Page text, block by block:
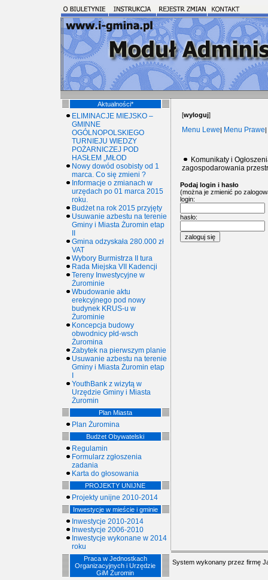
Aktualności*
ELIMINACJE MIEJSKO –
GMINNE
OGÓLNOPOLSKIEGO
TURNIEJU WIEDZY
POŻARNICZEJ POD
HASŁEM „MŁOD
Nowy dowód osobisty od 1
marca. Co się zmieni ?
Informacje o zmianach w
urzędach po 01 marca 2015
roku.
Budżet na rok 2015 przyjęty
Usuwanie azbestu na terenie
Gminy i Miasta Żuromin etap
Gmina odzyskała 280.000 zł
VAT
Wybory Burmistrza II tura
Rada Miejska VII Kadencji
Tereny Inwestycyjne w
Żurominie
Wbudowanie aktu
erekcyjnego pod nowy
budynek KRUS-u w
Żurominie
Koncepcja budowy
obwodnicy płd-wsch
Żuromina
Zabytek na pierwszym planie
Usuwanie azbestu na terenie
Gminy i Miasta Żuromin etap
YouthBank z wizytą w
Urzędzie Gminy i Miasta
Żuromin
Plan Miasta
Plan Żuromina
Budżet Obywatelski
Regulamin
Formularz zgłoszenia
zadania
Karta do głosowania
PROJEKTY UNIJNE
Projekty unijne 2010-2014
Inwestycje w mieście i gminie
Inwestycje 2010-2014
Inwestycje 2006-2010
Inwestycje wykonane w 2014
roku
Praca w Jednostkach
Organizacyjnych i Urzędzie
GiM Żuromin
[wyloguj]
Menu Lewe| Menu Prawe|
Komunikaty i
zagospodarowania
Podaj login i hasło
(można je zmienić po
login:
hasło:
System wykonany przez firmę